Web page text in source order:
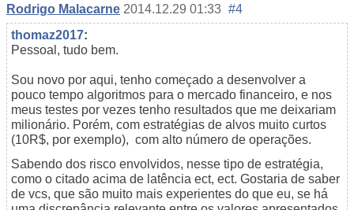
Rodrigo Malacarne 2014.12.29 01:33 #4
thomaz2017:
Pessoal, tudo bem.
Sou novo por aqui, tenho começado a desenvolver a
pouco tempo algoritmos para o mercado financeiro, e nos
meus testes por vezes tenho resultados que me deixariam
milionário. Porém, com estratégias de alvos muito curtos
(10R$, por exemplo), com alto número de operações.
Sabendo dos risco envolvidos, nesse tipo de estratégia,
como o citado acima de latência ect, ect. Gostaria de saber
de vcs, que são muito mais experientes do que eu, se há